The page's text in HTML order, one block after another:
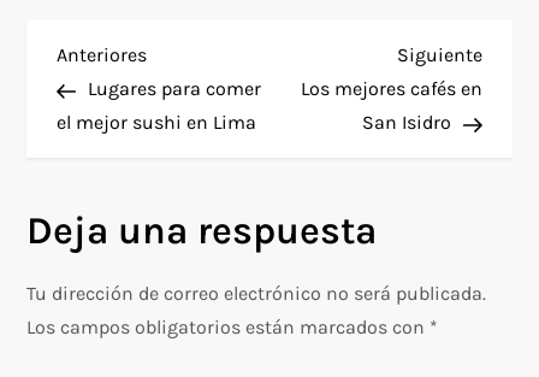
N
a
e
g
a
Entrada
anterior
Anteriores
Lugares para comer
el mejor sushi en Lima
Siguiente
Los mejores cafés en
San Isidro
Deja una respuesta
Tu dirección de correo electrónico no será publicada.
Los campos obligatorios están marcados con *